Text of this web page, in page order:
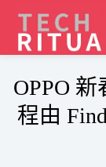
content
OPPO
程由